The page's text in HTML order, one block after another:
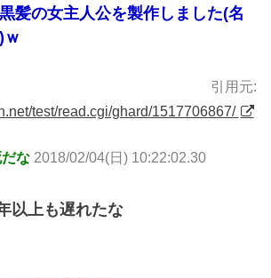
髪の女主人公を製作しました(名
引用元:
test/read.cgi/ghard/1517706867/
な 2018/02/04(日) 10:22:02.30
以上も遅れたな